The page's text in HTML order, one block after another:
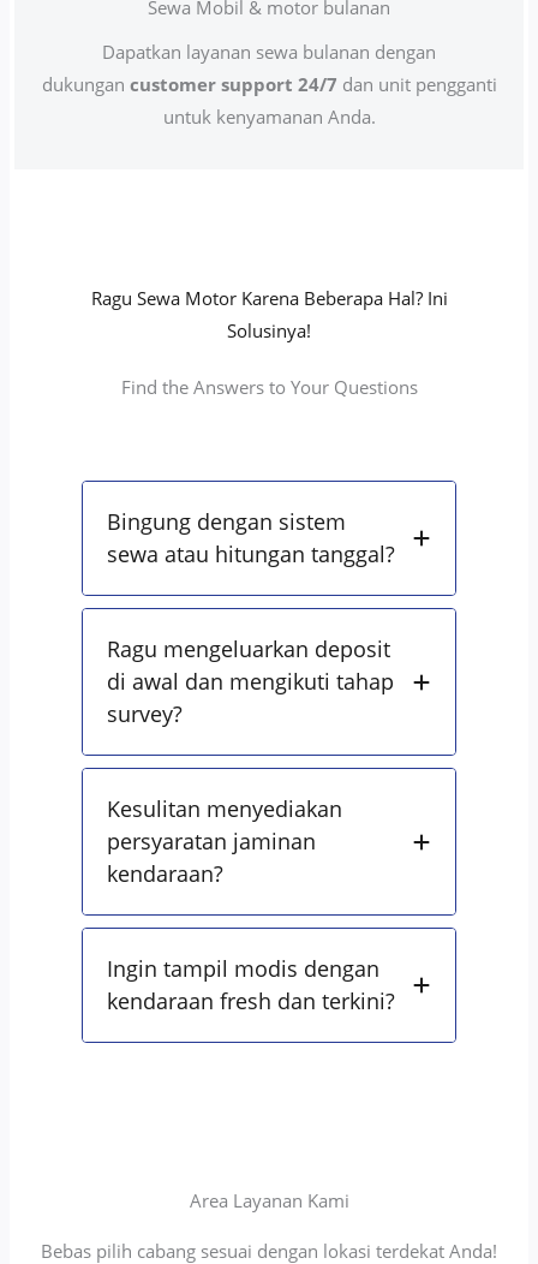
Sewa Mobil & motor bulanan
Dapatkan layanan sewa bulanan dengan
dukungan customer support 24/7 dan unit pengganti
untuk kenyamanan Anda.
Ragu Sewa Motor Karena Beberapa Hal? Ini
Solusinya!
Find the Answers to Your Questions
Bingung dengan sistem
sewa atau hitungan tanggal?
Ragu mengeluarkan deposit
di awal dan mengikuti tahap
survey?
Kesulitan menyediakan
persyaratan jaminan
kendaraan?
Ingin tampil modis dengan
kendaraan fresh dan terkini?
Area Layanan Kami
Bebas pilih cabang sesuai dengan lokasi terdekat Anda!